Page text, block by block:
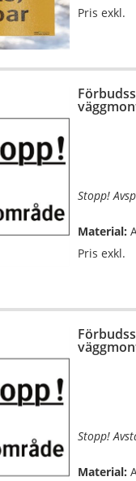
Pris exkl.
Stopp!
Material:
Pris exkl.
Stopp!
Material: